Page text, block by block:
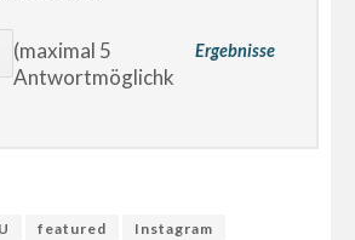
Ergebnisse
(maximal 5
Antwortmöglichk
featured
Instagram